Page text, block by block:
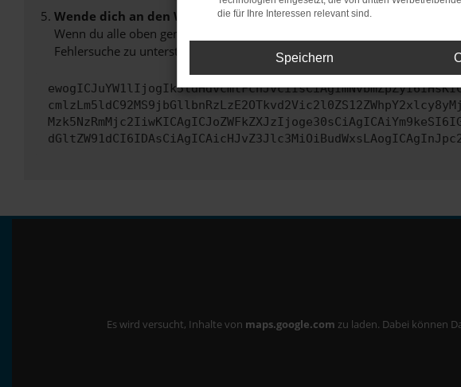
Wende dich an den Webseitenbetreiber.
Wenn du alle oben genannten Schritte versucht hast, kontaktiere uns
Fehlersuche zu unterstützen:
Es wird versucht, Inhalte von maps.google.com zu laden. Dabei können
die für Ihre Interessen relevant sind.
Speichern